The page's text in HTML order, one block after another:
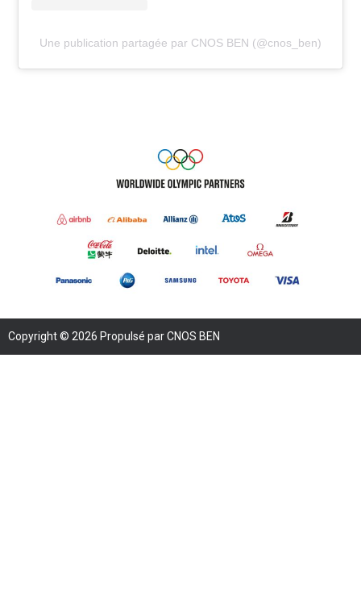
Une publication partagée par CNOS BEN (@cnos_ben)
Copyright © 2026 Propulsé par CNOS BEN